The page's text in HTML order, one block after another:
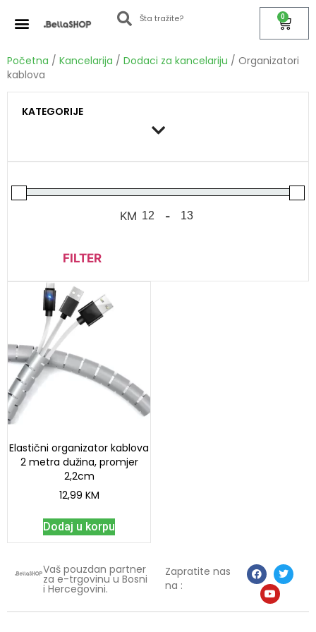
0
Početna / Kancelarija / Dodaci za kancelariju / Organizatori
kablova
KATEGORIJE
KM -
FILTER
Elastični organizator kablova
2 metra dužina, promjer
2,2cm
12,99 KM
Dodaj u korpu
Vaš pouzdan partner
za e-trgovinu u Bosni
i Hercegovini.
Zapratite nas
na :